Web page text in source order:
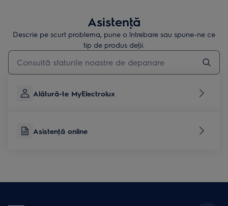
Asistenţă
Descrie pe scurt problema, pune o întrebare sau spune-ne ce
tip de produs deţii.
Type to search for support articles
Alătură-te MyElectrolux
Asistenţă online